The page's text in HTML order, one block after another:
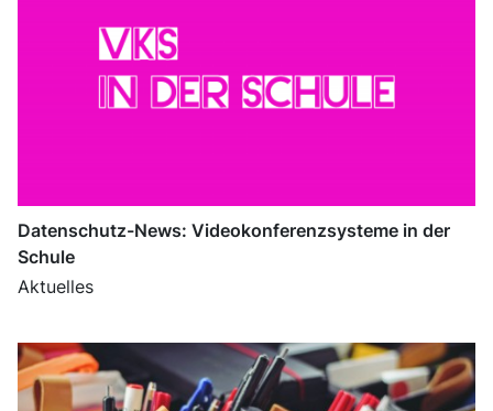
Datenschutz-News: Videokonferenzsysteme in der
Schule
Aktuelles